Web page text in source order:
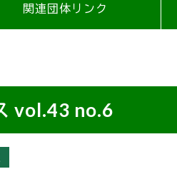
関連団体リンク
vol.43 no.6